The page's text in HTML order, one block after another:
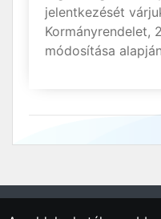
jelentkezését
Kormányrendelet,
módosítása